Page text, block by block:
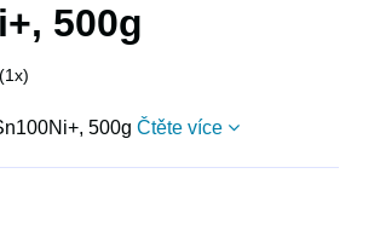
500g
(1x)
500gČtěte více